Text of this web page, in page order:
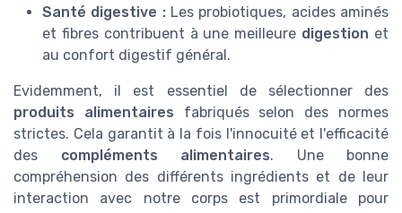
Santé digestive :Les probiotiques, acides aminés
et fibres contribuent à une meilleure digestion et
au confort digestif général.
Evidemment, il est essentiel de sélectionner des
produits alimentaires fabriqués selon des normes
strictes. Cela garantit à la fois l'innocuité et l'efficacité
des compléments alimentaires. Une bonne
compréhension des différents ingrédients et de leur
interaction avec notre corps est primordiale pour